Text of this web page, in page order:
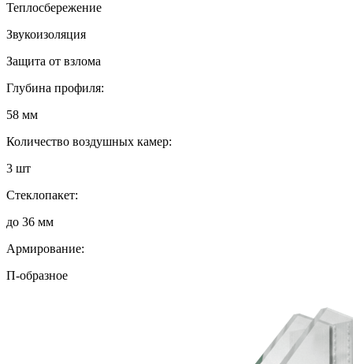
Теплосбережение
Звукоизоляция
Защита от взлома
Глубина профиля:
58 мм
Количество воздушных камер:
3 шт
Стеклопакет:
до 36 мм
Армирование:
П-образное